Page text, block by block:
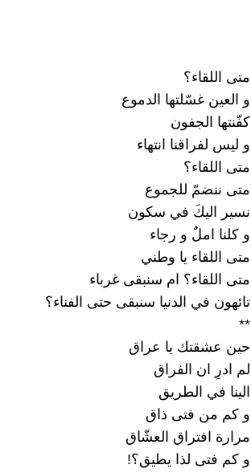
متى اللقاء؟
و العين غسّلتها الدموع
كفّنتها الجفون
و ليس لفراقنا انتهاء
متى اللقاء؟
متى ننضمّ للجموع
نسير اليكَ في سكون
و كلنا املٌ و رجاء
متى اللقاء يا وطني
متى اللقاء؟ ام سنبقى غرباء
تائهون في الدنيا سنبقى حتى الفناء؟
**
حين عشقتك يا عراق
لم ادرِ ان الفراق
الينا في الطريق
و كم من فتى ذاق
مرارة افتراق العشّاق
و كم فتى لذا يطيق؟!